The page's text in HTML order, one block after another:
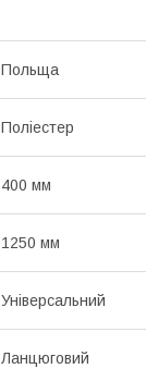
Польща
Поліестер
400 мм
1250 мм
Універсальний
Ланцюговий